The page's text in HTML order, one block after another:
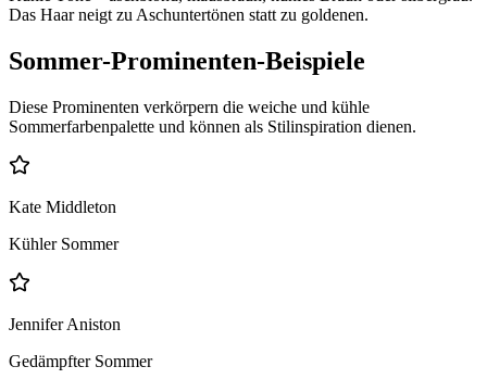
Das Haar neigt zu Aschuntertönen statt zu goldenen.
Sommer-Prominenten-Beispiele
Diese Prominenten verkörpern die weiche und kühle
Sommerfarbenpalette und können als Stilinspiration dienen.
Kate Middleton
Kühler Sommer
Jennifer Aniston
Gedämpfter Sommer